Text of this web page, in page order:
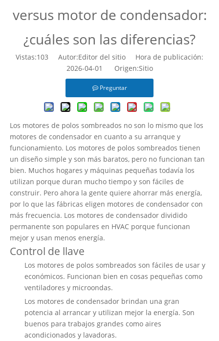
versus motor de condensador:
¿cuáles son las diferencias?
Vistas:103 Autor:Editor del sitio Hora de publicación:
2026-04-01 Origen:Sitio
Preguntar
Los motores de polos sombreados no son lo mismo que los
motores de condensador en cuanto a su arranque y
funcionamiento. Los motores de polos sombreados tienen
un diseño simple y son más baratos, pero no funcionan tan
bien. Muchos hogares y máquinas pequeñas todavía los
utilizan porque duran mucho tiempo y son fáciles de
construir. Pero ahora la gente quiere ahorrar más energía,
por lo que las fábricas eligen motores de condensador con
más frecuencia. Los motores de condensador dividido
permanente son populares en HVAC porque funcionan
mejor y usan menos energía.
Control de llave
Los motores de polos sombreados son fáciles de usar y
económicos. Funcionan bien en cosas pequeñas como
ventiladores y microondas.
Los motores de condensador brindan una gran
potencia al arrancar y utilizan mejor la energía. Son
buenos para trabajos grandes como aires
acondicionados y lavadoras.